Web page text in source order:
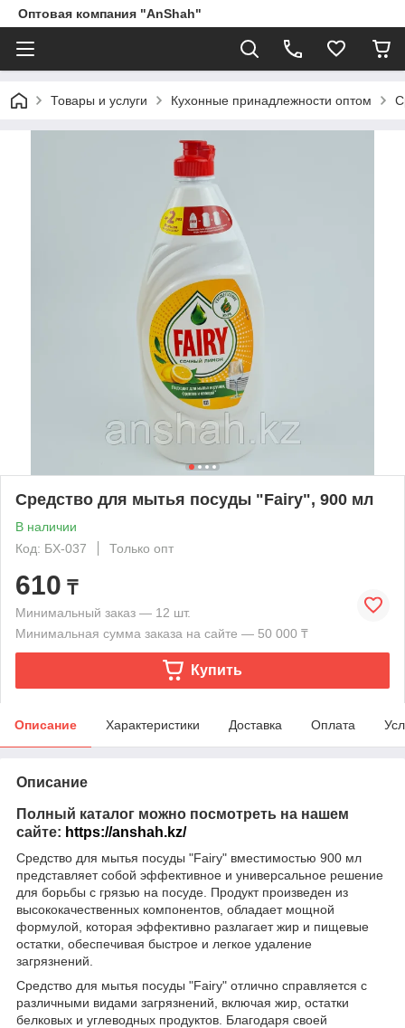
Оптовая компания "AnShah"
Товары и услуги Кухонные принадлежности оптом
Средство для мытья посуды "Fairy", 900 мл
В наличии
Код: БХ-037
Только опт
610 ₸
Минимальный заказ — 12 шт.
Минимальная сумма заказа на сайте — 50 000 ₸
Купить
Описание Характеристики Доставка Оплата
Описание
Полный каталог можно посмотреть на нашем
сайте: https://anshah.kz/
Средство для мытья посуды "Fairy" вместимостью 900 мл
представляет собой эффективное и универсальное решение
для борьбы с грязью на посуде. Продукт произведен из
высококачественных компонентов, обладает мощной
формулой, которая эффективно разлагает жир и пищевые
остатки, обеспечивая быстрое и легкое удаление
загрязнений.
Средство для мытья посуды "Fairy" отлично справляется с
различными видами загрязнений, включая жир, остатки
белковых и углеводных продуктов. Благодаря своей